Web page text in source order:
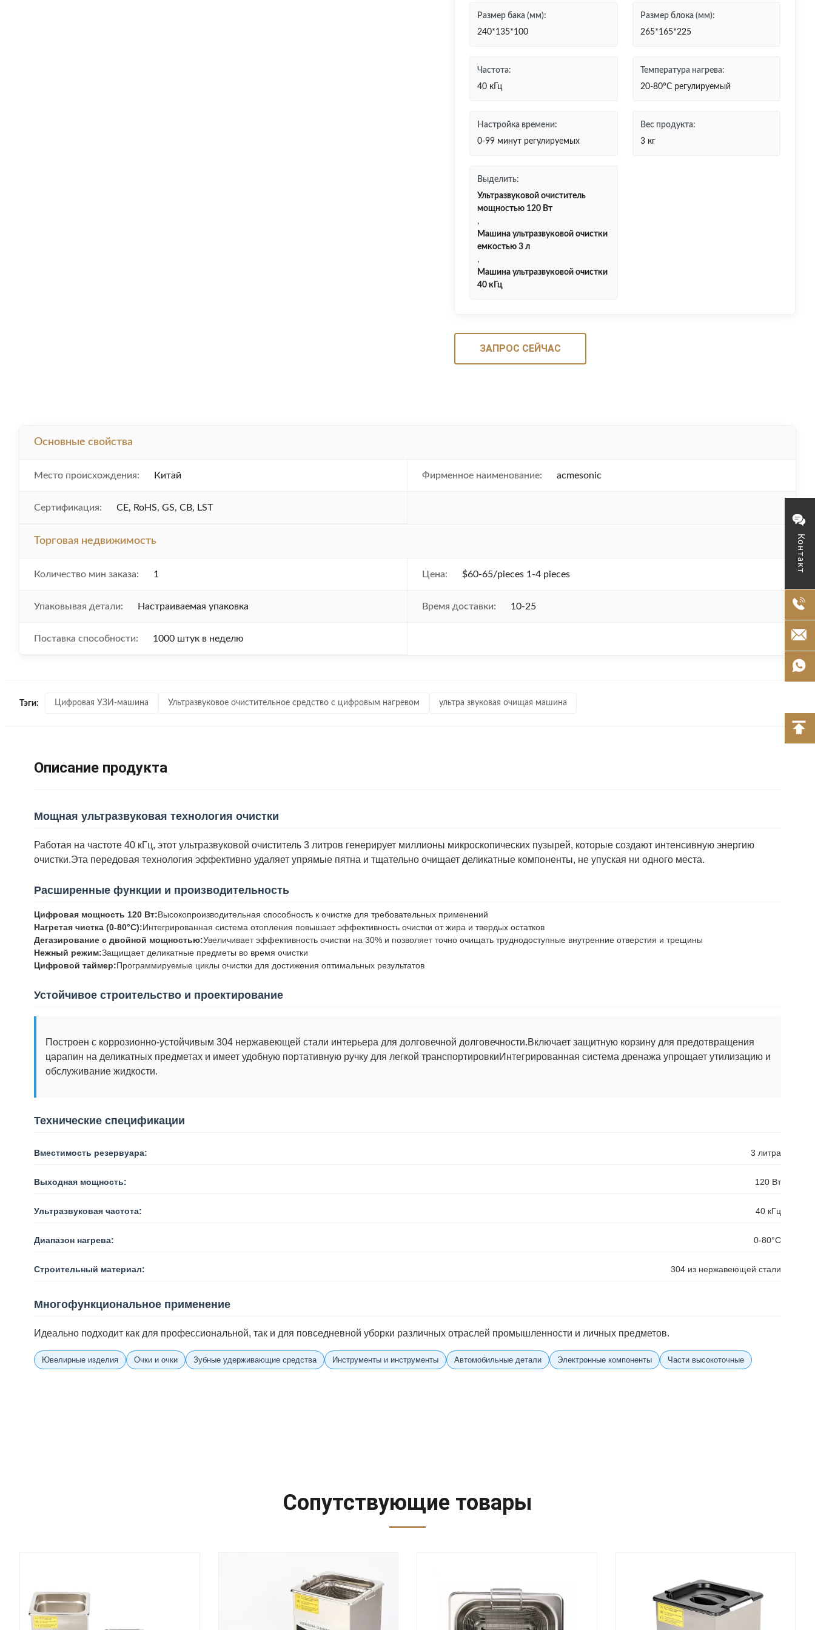
Контакт
Размер бака (мм):
240*135*100
Размер блока (мм):
265*165*225
Частота:
40 кГц
Температура нагрева:
20-80°C регулируемый
Настройка времени:
0-99 минут регулируемых
Вес продукта:
3 кг
Выделить:
Ультразвуковой очиститель
мощностью 120 Вт
,
Машина ультразвуковой очистки
емкостью 3 л
,
Машина ультразвуковой очистки
40 кГц
ЗАПРОС СЕЙЧАС
Основные свойства
Место происхождения: Китай Фирменное наименование: acmesonic
Сертификация: CE, RoHS, GS, CB, LST
Торговая недвижимость
Количество мин заказа: 1 Цена: $60-65/pieces 1-4 pieces
Упаковывая детали: Настраиваемая упаковка Время доставки: 10-25
Поставка способности: 1000 штук в неделю
Тэги: Цифровая УЗИ-машина Ультразвуковое очистительное средство с цифровым нагревом ультра звуковая очищая машина
Описание продукта
Мощная ультразвуковая технология очистки
Работая на частоте 40 кГц, этот ультразвуковой очиститель 3 литров генерирует миллионы микроскопических пузырей, которые создают интенсивную энергию
очистки.Эта передовая технология эффективно удаляет упрямые пятна и тщательно очищает деликатные компоненты, не упуская ни одного места.
Расширенные функции и производительность
Цифровая мощность 120 Вт:Высокопроизводительная способность к очистке для требовательных применений
Нагретая чистка (0-80°C):Интегрированная система отопления повышает эффективность очистки от жира и твердых остатков
Дегазирование с двойной мощностью:Увеличивает эффективность очистки на 30% и позволяет точно очищать труднодоступные внутренние отверстия и трещины
Нежный режим:Защищает деликатные предметы во время очистки
Цифровой таймер:Программируемые циклы очистки для достижения оптимальных результатов
Устойчивое строительство и проектирование
Построен с коррозионно-устойчивым 304 нержавеющей стали интерьера для долговечной долговечности.Включает защитную корзину для предотвращения
царапин на деликатных предметах и имеет удобную портативную ручку для легкой транспортировкиИнтегрированная система дренажа упрощает утилизацию и
обслуживание жидкости.
Технические спецификации
Вместимость резервуара: 3 литра
Выходная мощность: 120 Вт
Ультразвуковая частота: 40 кГц
Диапазон нагрева: 0-80°C
Строительный материал: 304 из нержавеющей стали
Многофункциональное применение
Идеально подходит как для профессиональной, так и для повседневной уборки различных отраслей промышленности и личных предметов.
Ювелирные изделия Очки и очки Зубные удерживающие средства Инструменты и инструменты Автомобильные детали Электронные компоненты Части высокоточные
Сопутствующие товары